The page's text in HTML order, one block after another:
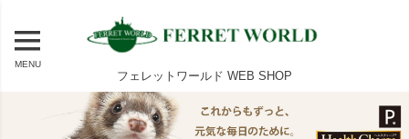
MENU
フェレットワールド WEB SHOP